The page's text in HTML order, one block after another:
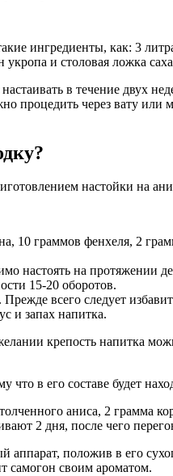
ингредиенты, как: 3
и столовая ложка
в течение двух
процедить через вату или
настойки на
10 граммов фенхеля, 2
настоять на протяжении
15-20 оборотов.
всего следует
и запах напитка.
крепость напитка
в его составе будет
аниса, 2 грамма
2 дня, после чего
положив в его
самогон своим ароматом.